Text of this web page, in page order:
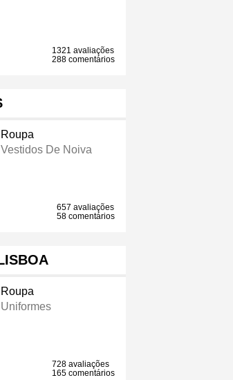
1321 avaliações
288 comentários
De Noiva
657 avaliações
58 comentários
728 avaliações
165 comentários